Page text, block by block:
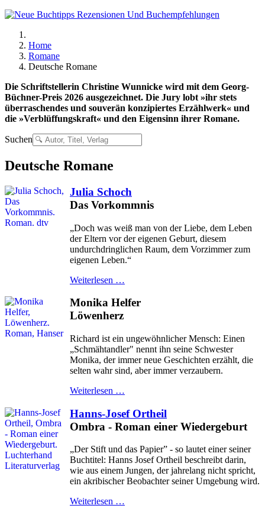
Home
Romane
Deutsche Romane
Die Schriftstellerin Christine Wunnicke wird mit dem Georg-
Büchner-Preis 2026 ausgezeichnet. Die Jury lobt »ihr stets
überraschendes und souverän konzipiertes Erzählwerk« und
die »Verblüffungskraft« und den Eigensinn ihrer Romane.
Suchen
Deutsche Romane
Julia Schoch
Das Vorkommnis
„Doch was weiß man von der Liebe, dem Leben
der Eltern vor der eigenen Geburt, diesem
undurchdringlichen Raum, dem Vorzimmer zum
eigenen Leben.“
Weiterlesen …
Monika Helfer
Löwenherz
Richard ist ein ungewöhnlicher Mensch: Einen
„Schmähtandler" nennt ihn seine Schwester
Monika, der immer neue Geschichten erzählt, die
selten wahr sind, aber immer verzaubern.
Weiterlesen …
Hanns-Josef Ortheil
Ombra - Roman einer Wiedergeburt
„Der Stift und das Papier” - so lautet einer seiner
Buchtitel: Hanns Josef Ortheil beschreibt darin,
wie aus einem Jungen, der jahrelang nicht spricht,
ein akribischer Beobachter seiner Umgebung wird.
Weiterlesen …